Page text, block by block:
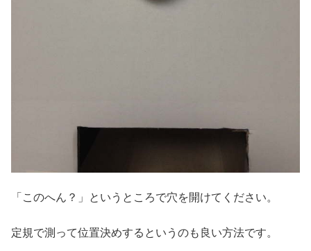
「このへん？」というところで穴を開けてください。
定規で測って位置決めするというのも良い方法です。